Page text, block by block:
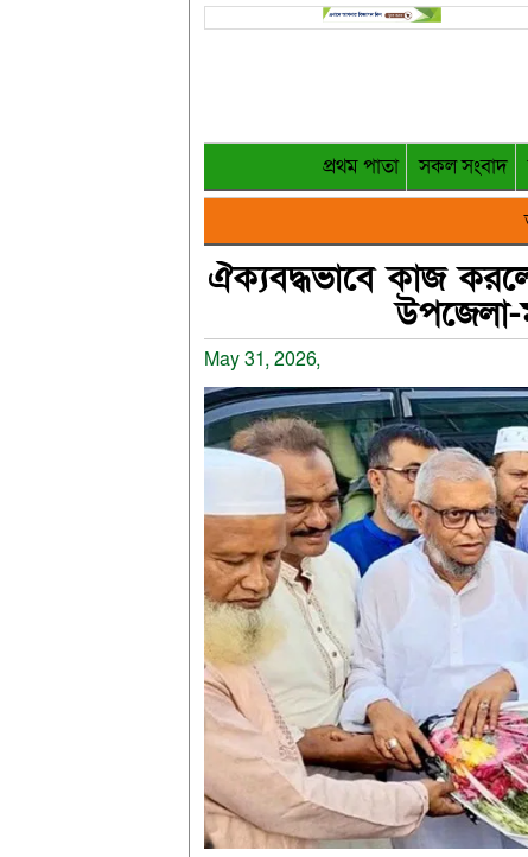
প্রথম পাতা সকল সংবাদ
ঐক্যবদ্ধভাবে কাজ
উপজেলা-
May 31, 2026,